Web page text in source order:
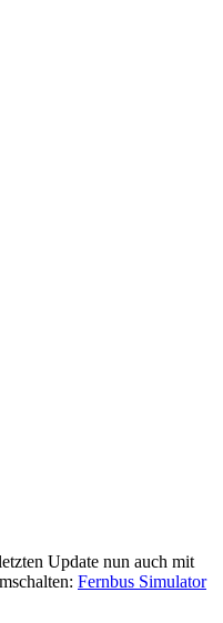
Update nun auch mit
Fernbus Simulator